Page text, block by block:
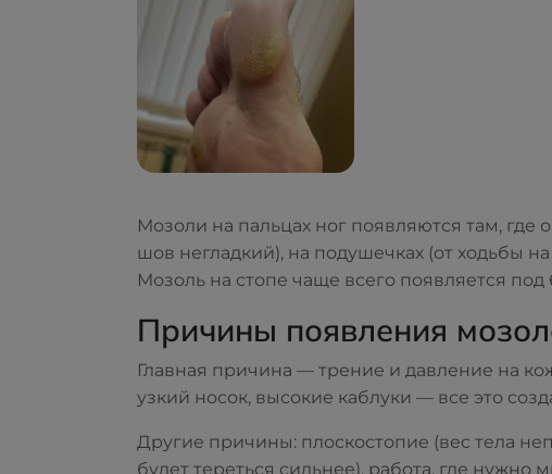
Мозоли на пальцах ног появляются там, где
шов негладкий), на подушечках (от ходьбы
Мозоль на стопе чаще всего появляется
Причины появления
Главная причина — трение и давление на
узкий носок, высокие каблуки — все это
Другие причины: плоскостопие (вес тела
будет тереться сильнее), работа, где нужно